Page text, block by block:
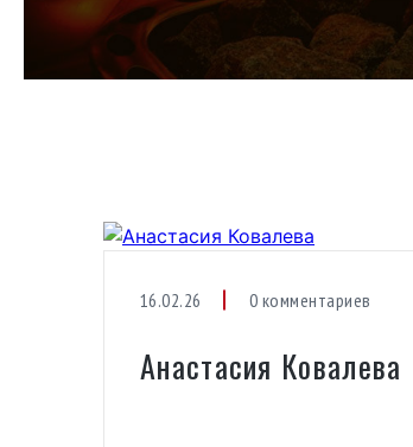
16.02.26 0 комментариев
Анастасия Ковалева